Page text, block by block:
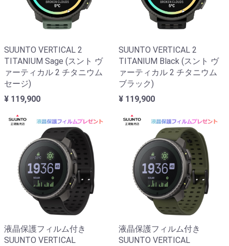
SUUNTO VERTICAL 2
TITANIUM Sage (スント ヴ
ァーティカル 2 チタニウム
セージ)
¥ 119,900
SUUNTO VERTICAL 2
TITANIUM Black (スント ヴ
ァーティカル 2 チタニウム
ブラック)
¥ 119,900
液晶保護フィルム付き
SUUNTO VERTICAL
液晶保護フィルム付き
SUUNTO VERTICAL